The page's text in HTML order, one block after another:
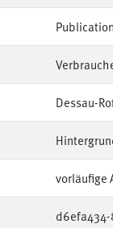
Publication
Dessau-
vorläufige
d6efa434-